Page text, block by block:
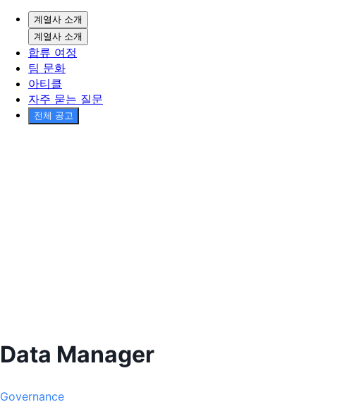
계열사 소개
계열사 소개
합류 여정
팀 문화
아티클
자주 묻는 질문
전체 공고
Data Manager
Governance